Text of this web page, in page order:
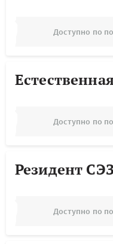
Доступно по
Доступно по
Резидент СЭЗ
Доступно по